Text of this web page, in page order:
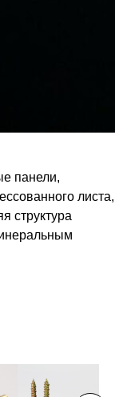
панели,
листа,
структура